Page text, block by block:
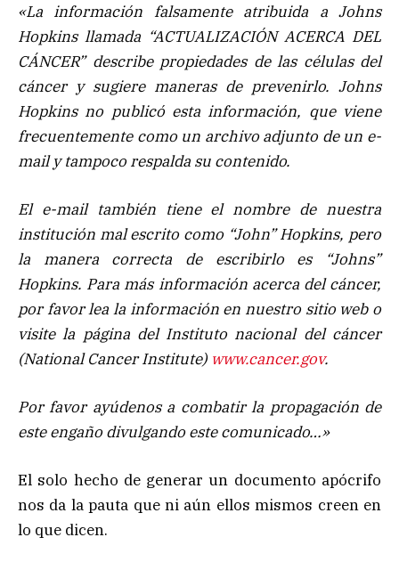
«La información falsamente atribuida a Johns
Hopkins llamada “ACTUALIZACIÓN ACERCA DEL
CÁNCER” describe propiedades de las células del
cáncer y sugiere maneras de prevenirlo. Johns
Hopkins no publicó esta información, que viene
frecuentemente como un archivo adjunto de un e-
mail y tampoco respalda su contenido.
El e-mail también tiene el nombre de nuestra
institución mal escrito como “John” Hopkins, pero
la manera correcta de escribirlo es “Johns”
Hopkins. Para más información acerca del cáncer,
por favor lea la información en nuestro sitio web o
visite la página del Instituto nacional del cáncer
(National Cancer Institute) www.cancer.gov.
Por favor ayúdenos a combatir la propagación de
este engaño divulgando este comunicado…»
El solo hecho de generar un documento apócrifo
nos da la pauta que ni aún ellos mismos creen en
lo que dicen.